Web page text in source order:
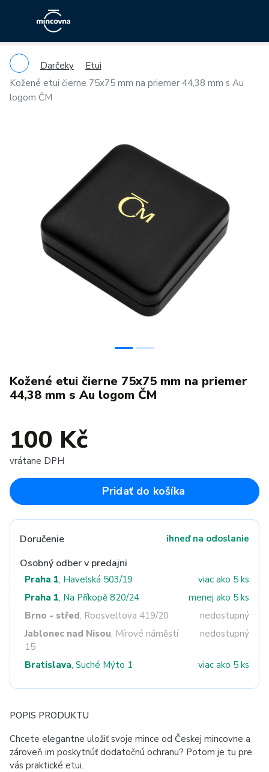
Darčeky
Etui
Kožené etui čierne 75x75 mm na priemer 44,38 mm s Au
logom ČM
Previous
Kožené etui čierne 75x75 mm na priemer
44,38 mm s Au logom ČM
100 Kč
vrátane DPH
Pridať do košíka
Doručenie ihneď na odoslanie
Osobný odber v predajni
Praha 1, Havelská 503/19
viac ako 5 ks
Praha 1, Na Příkopě 820/24
menej ako 5 ks
Brno - střed, Roosveltova 419/20
nedostupný
Jablonec nad Nisou, Mírové náměstí
15
nedostupný
Bratislava, Suché Mýto 1 viac ako 5 ks
POPIS PRODUKTU
Chcete elegantne uložiť svoje mince od Českej mincovne a
zároveň im poskytnúť dodatočnú ochranu? Potom je tu pre
vás praktické etui.